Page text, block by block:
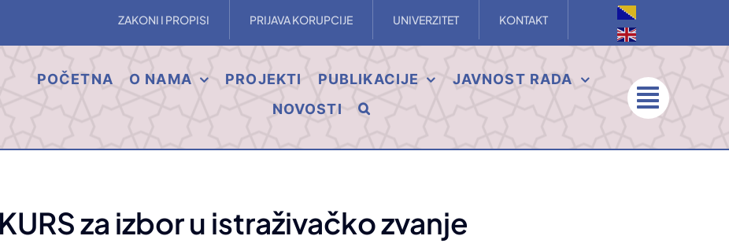
ZAKONI I PROPISI PRIJAVA KORUPCIJE UNIVERZITET KONTAKT
POČETNA O NAMA PROJEKTI PUBLIKACIJE
JAVNOST RADA
NOVOSTI
za izbor u istraživačko zvanje